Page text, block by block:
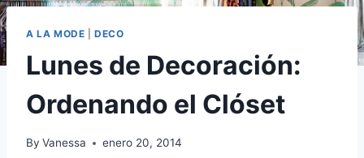
A LA MODE |DECO
Lunes de Decoración:
Ordenando el Clóset
By Vanessa enero 20, 2014